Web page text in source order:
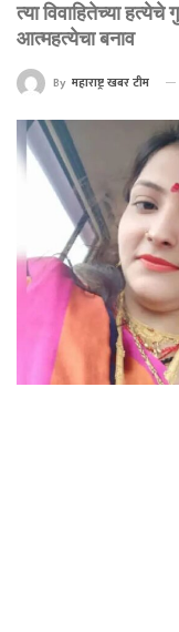
त्या विवाहितेच्या
आत्महत्येचा बनाव
By महाराष्ट्र खबर टीम